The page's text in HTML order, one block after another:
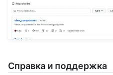
Справка и поддержка